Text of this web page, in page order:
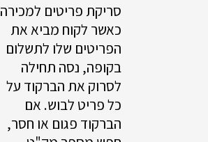
סריקת פריטים למכירה
כאשר לקוח מביא את
הפריטים שלו לתשלום
בקופה, נסה תחילה
לסרוק את הברקוד על
כל פריט לבוש. אם
הברקוד פגום או חסר,